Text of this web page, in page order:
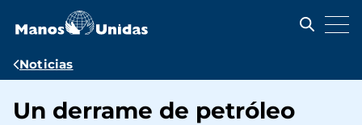
contenido
Ruta
navegación
Noticias
Un derrame de petróleo